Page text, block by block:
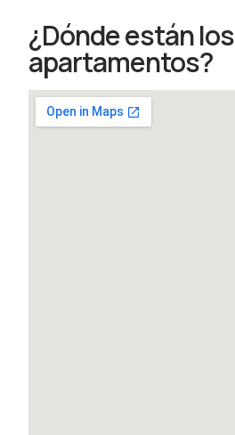
¿Dónde están los
apartamentos?